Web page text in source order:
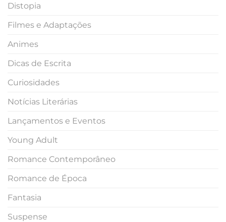
Distopia
Filmes e Adaptações
Animes
Dicas de Escrita
Curiosidades
Notícias Literárias
Lançamentos e Eventos
Young Adult
Romance Contemporâneo
Romance de Época
Fantasia
Suspense